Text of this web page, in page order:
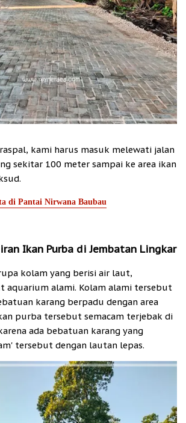
kami harus masuk melewati jalan
sekitar 100 meter sampai ke area ikan
di Pantai Nirwana Baubau
Ikan Purba di Jembatan Lingkar
kolam yang berisi air laut,
aquarium alami. Kolam alami tersebut
karang berpadu dengan area
purba tersebut semacam terjebak di
ada bebatuan karang yang
tersebut dengan lautan lepas.